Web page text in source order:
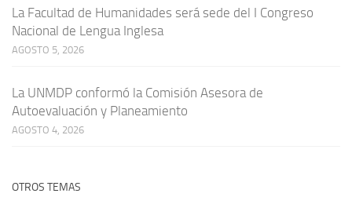
La Facultad de Humanidades será sede del I Congreso
Nacional de Lengua Inglesa
AGOSTO 5, 2026
La UNMDP conformó la Comisión Asesora de
Autoevaluación y Planeamiento
AGOSTO 4, 2026
OTROS TEMAS